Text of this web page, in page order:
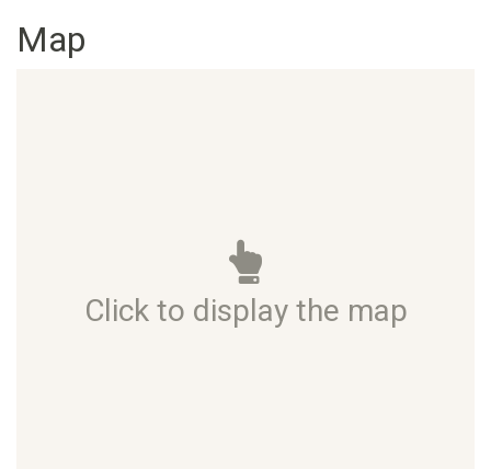
Map
Click to display the map